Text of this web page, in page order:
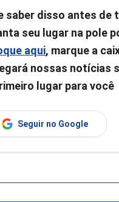
saber disso antes de
seu lugar na pole
aqui, marque a
nossas notícias
lugar para você
Seguir no Google